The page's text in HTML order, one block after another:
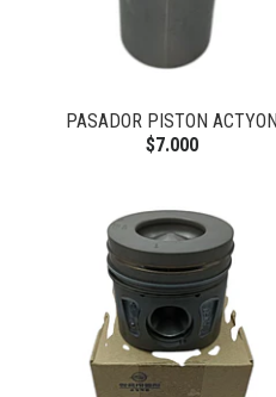
PASADOR PISTON ACTYON
$7.000